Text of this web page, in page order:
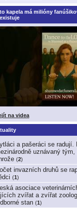
kapela má milióny
na videa
a pašeráci se radují.
uznávaný
(2)
invazních druhů se
(1)
asociace
zvířat a zvířat
stan (1)